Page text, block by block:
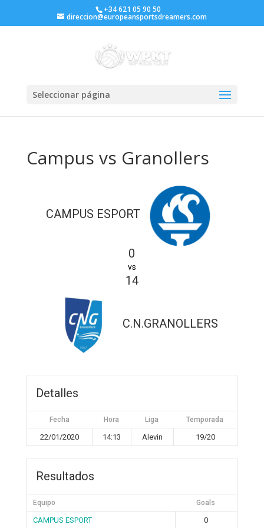
+34 621 05 90 50
direccion@europeansportsdreamers.com
Seleccionar página
Campus vs Granollers
CAMPUS ESPORT
0
vs
14
C.N.GRANOLLERS
Detalles
Fecha Hora Liga Temporada
22/01/2020 14:13 Alevin 19/20
Resultados
Equipo Goals
CAMPUS ESPORT 0